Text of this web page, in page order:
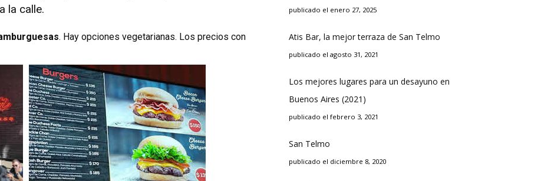
la calle.
. Hay opciones vegetarianas. Los precios con
publicado el enero 27, 2025
Atis Bar, la mejor terraza de San Telmo
publicado el agosto 31, 2021
Los mejores lugares para un desayuno en
Buenos Aires (2021)
publicado el febrero 3, 2021
San Telmo
publicado el diciembre 8, 2020